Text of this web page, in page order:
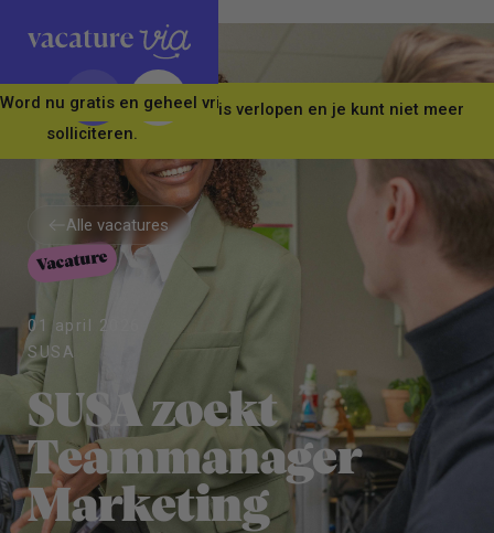
Word nu gratis en geheel vrijblijvend lid van ons Vacature Via
Let op! Deze vacature is verlopen en je kunt niet meer
solliciteren.
Alle vacatures
Alle vacatures
Vacature
01 april 2026
SUSA
SUSA zoekt
Teammanager
Marketing